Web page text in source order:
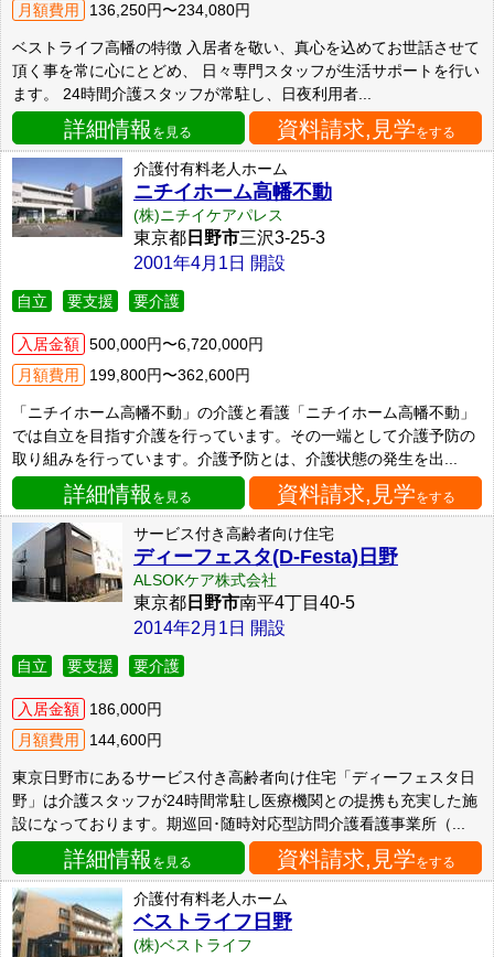
月額費用
136,250円〜234,080円
ベストライフ高幡の特徴 入居者を敬い、真心を込めてお世話させて
頂く事を常に心にとどめ、 日々専門スタッフが生活サポートを行い
ます。 24時間介護スタッフが常駐し、日夜利用者...
詳細情報 を見る 資料請求,見学をする
介護付有料老人ホーム
ニチイホーム高幡不動
(株)ニチイケアパレス
東京都 日野市三沢3-25-3
2001年4月1日 開設
自立 要支援 要介護
入居金額 500,000円〜6,720,000円
月額費用
199,800円〜362,600円
「ニチイホーム高幡不動」の介護と看護「ニチイホーム高幡不動」
では自立を目指す介護を行っています。その一端として介護予防の
取り組みを行っています。介護予防とは、介護状態の発生を出...
詳細情報 を見る 資料請求,見学をする
サービス付き高齢者向け住宅
ディーフェスタ(D-Festa)日野
ALSOKケア株式会社
東京都 日野市南平4丁目40-5
2014年2月1日 開設
自立 要支援 要介護
入居金額
186,000円
月額費用
144,600円
東京日野市にあるサービス付き高齢者向け住宅「ディーフェスタ日
野」は介護スタッフが24時間常駐し医療機関との提携も充実した施
設になっております。期巡回･随時対応型訪問介護看護事業所（...
詳細情報 を見る 資料請求,見学をする
介護付有料老人ホーム
ベストライフ日野
(株)ベストライフ